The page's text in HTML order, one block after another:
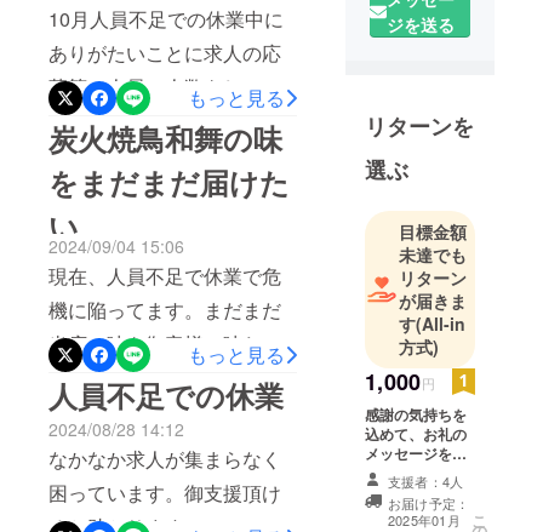
御支援をして下さった方を
裏切らないお店を作ってい
きます！また、残り少ない
日数ですが、少しでも御支
援を頂けたら幸いです！
10月人員不足での休業中に
ありがたいことに求人の応
募等で人員の人数をしっか
り揃えれました！しかし、
アルバイト未経験等、新人
さんですので通常のオペ
レーションはまだまだで
す。提供スピード等や接客
で御客様には御迷惑をおか
けするかもしれませんが、
しっかりと教育をして通常
営業が出来るように日々精
進していきますので、これ
からも炭火焼鳥和舞を宜し
くお願い致します！！新人
もっと見る
炭火焼鳥和舞の味
をまだまだ届けた
い
2024/09/04 15:06
現在、人員不足で休業で危
機に陥ってます。まだまだ
当店の味を御客様に味わっ
て欲しいのですが、御客様
は増えて順調だったのに人
員不足で閉店は悔しくてな
んとか避けたいので御支援
頂けたら幸いです！
もっと見る
人員不足での休業
2024/08/28 14:12
なかなか求人が集まらなく
困っています。御支援頂け
ジを送る
リターンを
選ぶ
目標金額
未達でも
リターン
が届きま
す(All-in
方式)
1,000円
感謝の気持ちを
込めて、お礼の
メッセージをお
送りします。
【その他】 御来
店時 ・詳細：1
支援者：4人
お届け予定：
2025年01月
こ